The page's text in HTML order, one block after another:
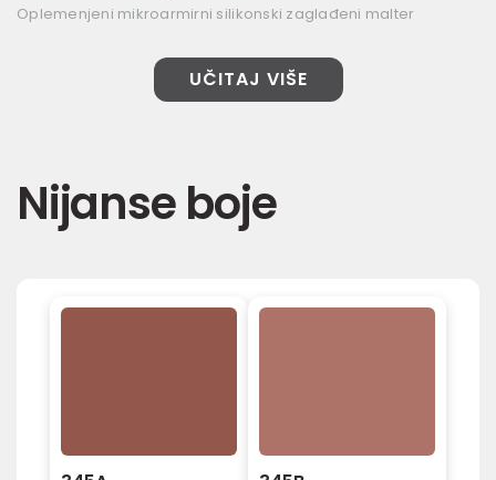
Oplemenjeni mikroarmirni silikonski zaglađeni malter
UČITAJ VIŠE
Nijanse boje